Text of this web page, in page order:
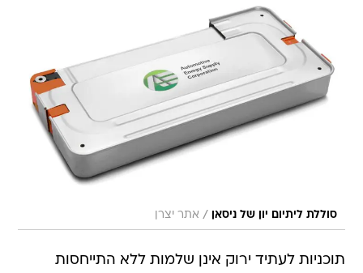
סוללת ליתיום יון של ניסאן / אתר יצרן
תוכניות לעתיד ירוק אינן שלמות ללא התייחסות